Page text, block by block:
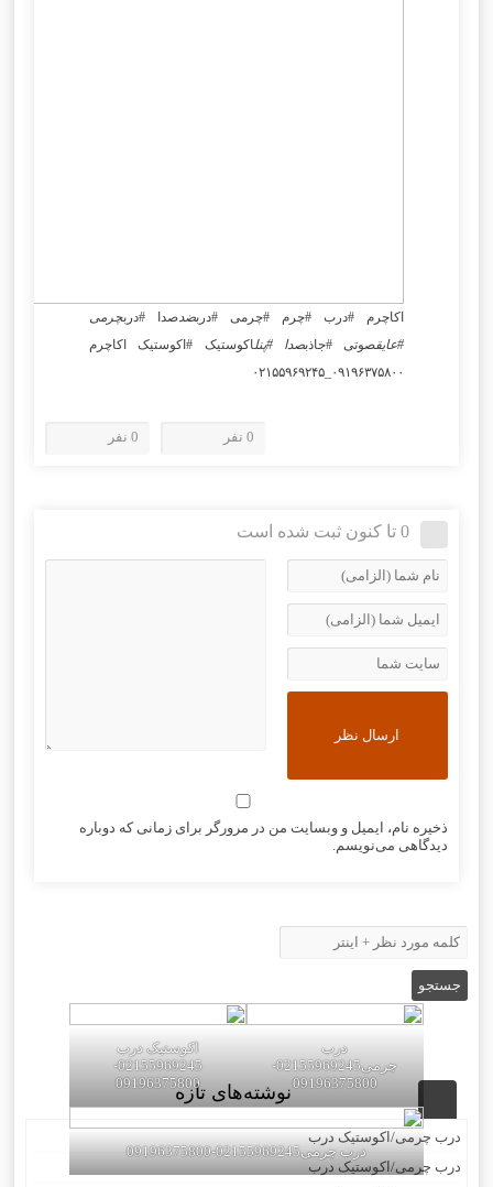
اکاچرم #درب #چرم #چرمی #دربضدصدا #دربچرمی
#عایقصوتی #جاذبصدا #پنلاکوستیک #اکوستیک اکاچرم
۰۹۱۹۶۳۷۵۸۰۰_۰۲۱۵۵۹۶۹۲۴۵
0 نفر 0 نفر
0 تا کنون ثبت شده است
ذخیره نام، ایمیل و وبسایت من در مرورگر برای زمانی که دوباره
دیدگاهی می‌نویسم.
درب
چرمی02155969245-
09196375800
اکوستیک درب
02155969245-
09196375800
درب چرمی02155969245-09196375800
نوشته‌های تازه
درب چرمی/اکوستیک درب
درب چرمی/اکوستیک درب